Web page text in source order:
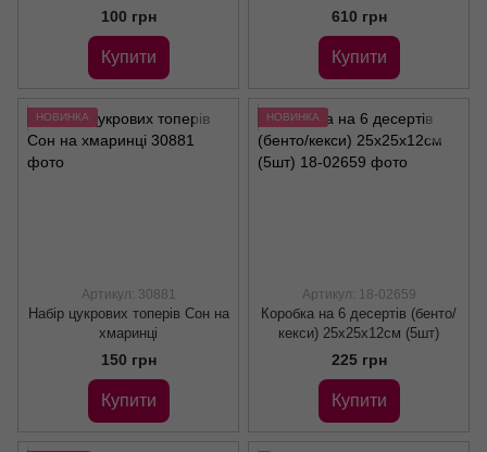
100 грн
Купити
610 грн
Купити
НОВИНКА
Артикул: 30881
Набір цукрових топерів Сон на
хмаринці
150 грн
Купити
НОВИНКА
Артикул: 18-02659
Коробка на 6 десертів (бенто/
кекси) 25х25х12см (5шт)
225 грн
Купити